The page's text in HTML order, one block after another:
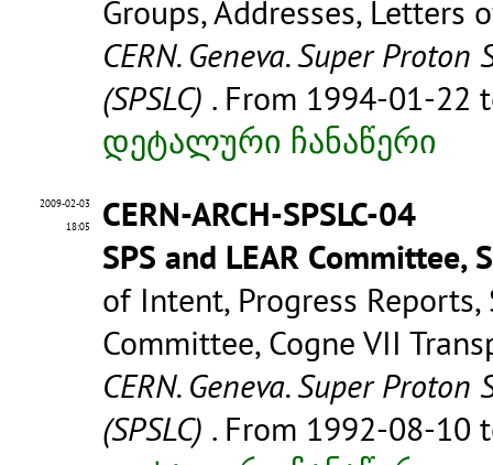
Groups, Addresses,
CERN. Geneva. Super
(SPSLC) . From 1994-01-22
დეტალური ჩანაწერი
2009-02-03
18:05
CERN-ARCH-SPSLC-04
SPS and LEAR Committee,
of Intent, Progress Reports,
Committee, Cogne VII
CERN. Geneva. Super
(SPSLC) . From 1992-08-10